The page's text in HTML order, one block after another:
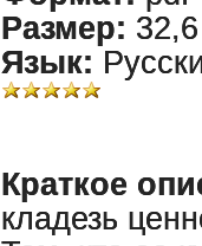
Размер:
Язык:
Краткое
кладезь